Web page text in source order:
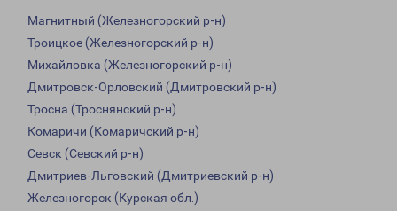
Магнитный (Железногорский р-н)
Троицкое (Железногорский р-н)
Михайловка (Железногорский р-н)
Дмитровск-Орловский (Дмитровский р-н)
Тросна (Троснянский р-н)
Комаричи (Комаричский р-н)
Севск (Севский р-н)
Дмитриев-Льговский (Дмитриевский р-н)
Железногорск (Курская обл.)